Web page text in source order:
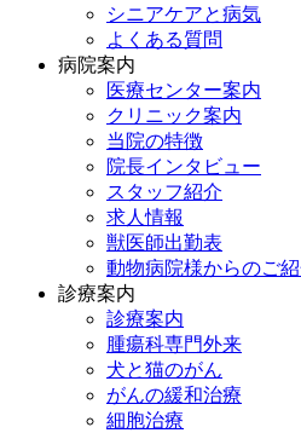
シニアケアと病気
よくある質問
病院案内
医療センター案内
クリニック案内
当院の特徴
院長インタビュー
スタッフ紹介
求人情報
獣医師出勤表
動物病院様からのご
診療案内
診療案内
腫瘍科専門外来
犬と猫のがん
がんの緩和治療
細胞治療